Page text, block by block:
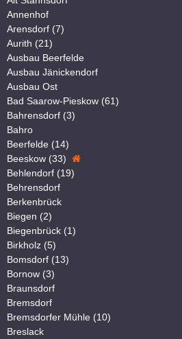
Annenhof
Arensdorf (7)
Aurith (21)
Ausbau Beerfelde
Ausbau Jänickendorf
Ausbau Ost
Bad Saarow-Pieskow (61)
Bahrensdorf (3)
Bahro
Beerfelde (14)
Beeskow (33)
Behlendorf (19)
Behrensdorf
Berkenbrück
Biegen (2)
Biegenbrück (1)
Birkholz (5)
Bomsdorf (13)
Bornow (3)
Braunsdorf
Bremsdorf
Bremsdorfer Mühle (10)
Breslack